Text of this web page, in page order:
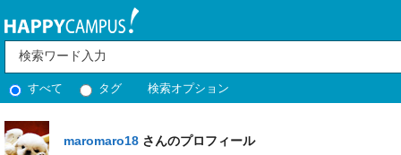
すべて タグ 検索オプション
maromaro18 さんのプロフィール